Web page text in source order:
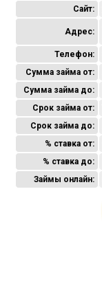
Сайт:
Адрес:
Телефон:
Сумма займа от:
Сумма займа до:
Срок займа от:
Срок займа до:
% ставка от:
% ставка до:
Займы онлайн: